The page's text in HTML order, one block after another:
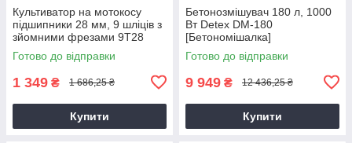
Культиватор на мотокосу
підшипники 28 мм, 9 шліців з
зйомними фрезами 9T28
Готово до відправки
1 349 ₴ 1 686,25 ₴
Купити
Бетонозмішувач 180 л, 1000
Вт Detex DM-180
[Бетономішалка]
Готово до відправки
9 949 ₴ 12 436,25 ₴
Купити